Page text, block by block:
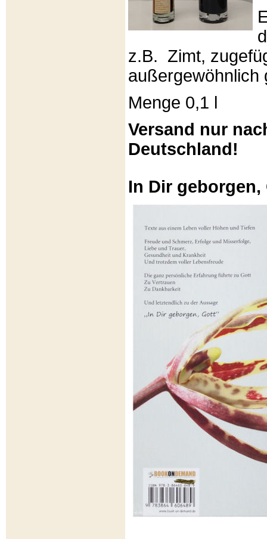
z.B. Zimt,
außergewöhnlich
Menge 0,1 l
Versand nur
Deutschland!
In Dir geborgen,